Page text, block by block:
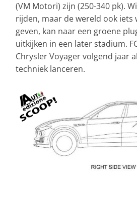
(VM Motori) zijn (250-340 pk).
rijden, maar de wereld ook iets
geven, kan naar een groene
uitkijken in een later stadium.
Chrysler Voyager volgend jaar
techniek lanceren.